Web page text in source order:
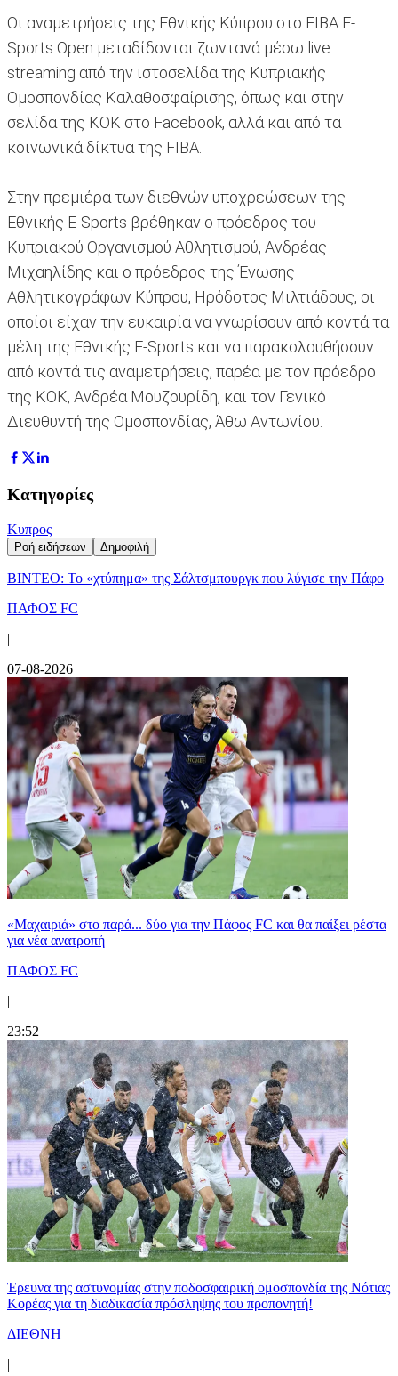
Οι αναμετρήσεις της Εθνικής Κύπρου στο FIBA E-
Sports Open μεταδίδονται ζωντανά μέσω live
streaming από την ιστοσελίδα της Κυπριακής
Ομοσπονδίας Καλαθοσφαίρισης, όπως και στην
σελίδα της ΚΟΚ στο Facebook, αλλά και από τα
κοινωνικά δίκτυα της FIBA.
Στην πρεμιέρα των διεθνών υποχρεώσεων της
Εθνικής E-Sports βρέθηκαν ο πρόεδρος του
Κυπριακού Οργανισμού Αθλητισμού, Ανδρέας
Μιχαηλίδης και ο πρόεδρος της Ένωσης
Αθλητικογράφων Κύπρου, Ηρόδοτος Μιλτιάδους, οι
οποίοι είχαν την ευκαιρία να γνωρίσουν από κοντά τα
μέλη της Εθνικής E-Sports και να παρακολουθήσουν
από κοντά τις αναμετρήσεις, παρέα με τον πρόεδρο
της ΚΟΚ, Ανδρέα Μουζουρίδη, και τον Γενικό
Διευθυντή της Ομοσπονδίας, Άθω Αντωνίου.
Κατηγορίες
Κυπρος
Ροή ειδήσεων Δημοφιλή
ΒΙΝΤΕΟ: Το «χτύπημα» της Σάλτσμπουργκ που λύγισε την Πάφο
ΠΑΦΟΣ FC
|
07-08-2026
«Μαχαιριά» στο παρά... δύο για την Πάφος FC και θα παίξει ρέστα
για νέα ανατροπή
ΠΑΦΟΣ FC
|
23:52
Έρευνα της αστυνομίας στην ποδοσφαιρική ομοσπονδία της Νότιας
Κορέας για τη διαδικασία πρόσληψης του προπονητή!
ΔΙΕΘΝΗ
|